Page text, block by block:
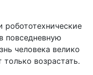
повседневную
человека велико
возрастать.